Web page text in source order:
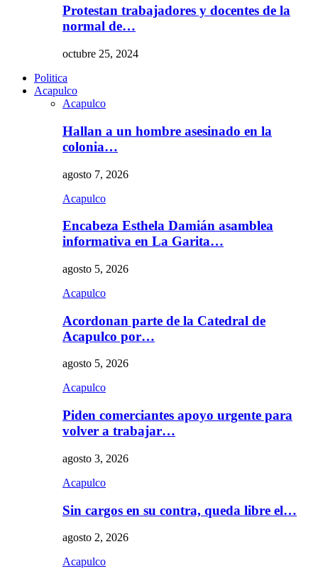
Protestan trabajadores y docentes de la
normal de…
octubre 25, 2024
Politica
Acapulco
Acapulco
Hallan a un hombre asesinado en la
colonia…
agosto 7, 2026
Acapulco
Encabeza Esthela Damián asamblea
informativa en La Garita…
agosto 5, 2026
Acapulco
Acordonan parte de la Catedral de
Acapulco por…
agosto 5, 2026
Acapulco
Piden comerciantes apoyo urgente para
volver a trabajar…
agosto 3, 2026
Acapulco
Sin cargos en su contra, queda libre el…
agosto 2, 2026
Acapulco